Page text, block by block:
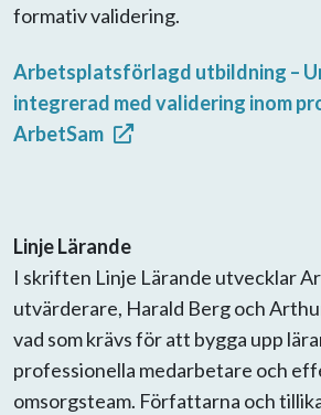
formativ validering.
Arbetsplatsförlagd utbildning –
integrerad med validering inom
ArbetSam
Linje Lärande
I skriften Linje Lärande utvecklar
utvärderare, Harald Berg och
vad som krävs för att bygga upp
professionella medarbetare och
omsorgsteam. Författarna och